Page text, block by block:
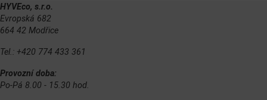
HYVEco, s.r.o.
Evropská 682
664 42 Modřice
Tel.: +420 774 433 361
Provozní doba:
Po-Pá 8.00 - 15.30 hod.